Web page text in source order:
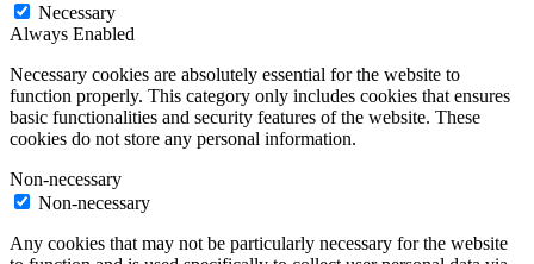
Necessary
Always Enabled
Necessary cookies are absolutely essential for the website to
function properly. This category only includes cookies that ensures
basic functionalities and security features of the website. These
cookies do not store any personal information.
Non-necessary
Non-necessary
Any cookies that may not be particularly necessary for the website